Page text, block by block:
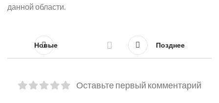
данной области.
Новые Позднее
Оставьте первый комментарий